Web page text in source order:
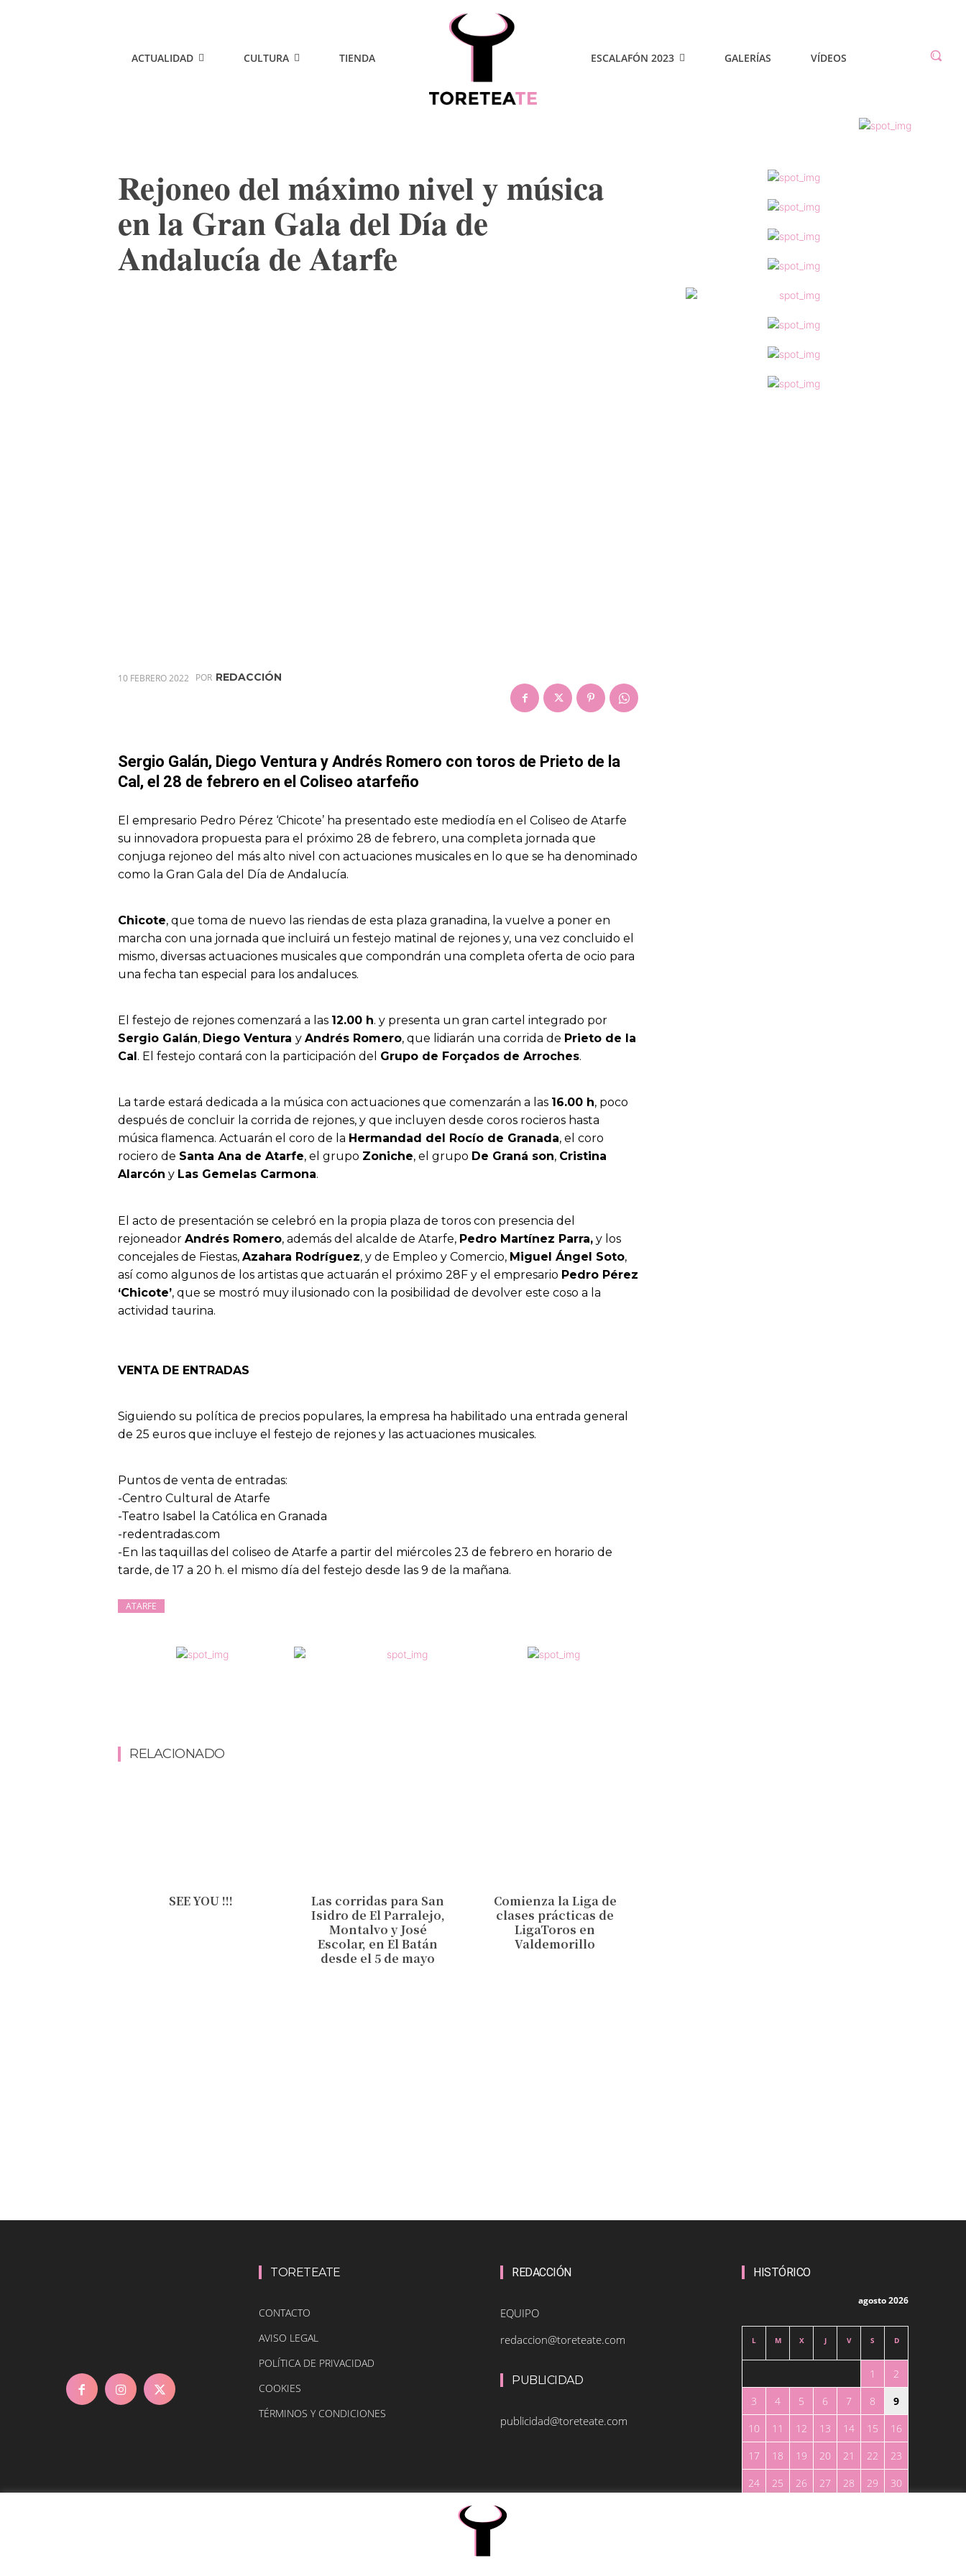
ACTUALIDAD CULTURA TIENDA ESCALAFÓN 2023 GALERÍAS VÍDEOS
Rejoneo del máximo nivel y música
en la Gran Gala del Día de
Andalucía de Atarfe
10 FEBRERO 2022 POR REDACCIÓN
Sergio Galán, Diego Ventura y Andrés Romero con toros de Prieto de la
Cal, el 28 de febrero en el Coliseo atarfeño
El empresario Pedro Pérez ‘Chicote’ ha presentado este mediodía en el Coliseo de Atarfe
su innovadora propuesta para el próximo 28 de febrero, una completa jornada que
conjuga rejoneo del más alto nivel con actuaciones musicales en lo que se ha denominado
como la Gran Gala del Día de Andalucía.
Chicote, que toma de nuevo las riendas de esta plaza granadina, la vuelve a poner en
marcha con una jornada que incluirá un festejo matinal de rejones y, una vez concluido el
mismo, diversas actuaciones musicales que compondrán una completa oferta de ocio para
una fecha tan especial para los andaluces.
El festejo de rejones comenzará a las 12.00 h. y presenta un gran cartel integrado por
Sergio Galán, Diego Ventura y Andrés Romero, que lidiarán una corrida de Prieto de la
Cal . El festejo contará con la participación del Grupo de Forçados de Arroches.
La tarde estará dedicada a la música con actuaciones que comenzarán a las 16.00 h, poco
después de concluir la corrida de rejones, y que incluyen desde coros rocieros hasta
música flamenca. Actuarán el coro de la Hermandad del Rocío de Granada, el coro
rociero de Santa Ana de Atarfe, el grupo Zoniche, el grupo De Graná son, Cristina
Alarcón y Las Gemelas Carmona.
El acto de presentación se celebró en la propia plaza de toros con presencia del
rejoneador Andrés Romero, además del alcalde de Atarfe, Pedro Martínez Parra, y los
concejales de Fiestas, Azahara Rodríguez, y de Empleo y Comercio, Miguel Ángel Soto,
así como algunos de los artistas que actuarán el próximo 28F y el empresario Pedro Pérez
‘Chicote’, que se mostró muy ilusionado con la posibilidad de devolver este coso a la
actividad taurina.
VENTA DE ENTRADAS
Siguiendo su política de precios populares, la empresa ha habilitado una entrada general
de 25 euros que incluye el festejo de rejones y las actuaciones musicales.
Puntos de venta de entradas:
-Centro Cultural de Atarfe
-Teatro Isabel la Católica en Granada
-redentradas.com
-En las taquillas del coliseo de Atarfe a partir del miércoles 23 de febrero en horario de
tarde, de 17 a 20 h. el mismo día del festejo desde las 9 de la mañana.
ATARFE
RELACIONADO
SEE YOU !!!
Las corridas para San
Isidro de El Parralejo,
Montalvo y José
Escolar, en El Batán
desde el 5 de mayo
Comienza la Liga de
clases prácticas de
LigaToros en
Valdemorillo
TORETEATE
CONTACTO
AVISO LEGAL
POLÍTICA DE PRIVACIDAD
COOKIES
TÉRMINOS Y CONDICIONES
REDACCIÓN
EQUIPO
redaccion@toreteate.com
PUBLICIDAD
publicidad@toreteate.com
HISTÓRICO
agosto 2026
L M X J V S D
1
2
3
4 5 6 7 8
9
10
11 12 13 14 15
16
17
18 19 20 21 22
23
24
25 26 27 28 29
30